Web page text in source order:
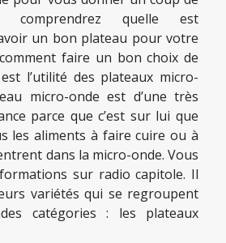
comprendrez quelle est
un bon plateau pour votre
faire un bon choix de
l’utilité des plateaux micro-
micro-onde est d’une très
parce que c’est sur lui que
les aliments à faire cuire ou à
dans la micro-onde. Vous
sur radio capitole. Il
variétés qui se regroupent
catégories : les plateaux